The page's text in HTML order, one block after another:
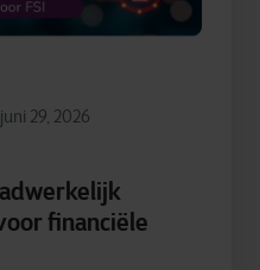
juni 29, 2026
financiële